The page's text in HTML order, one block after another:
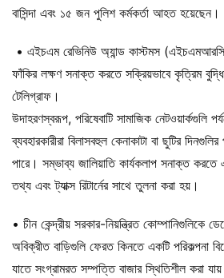
বাসিন্দা এবং ১৫ জন পুলিশ কর্মকর্তা আহত হয়েছেন।
• এইচএম রেভিনিউ অ্যান্ড কাস্টমস
ফাঁকির লক্ষণ সনাক্ত করতে সক্রিয়ভাবে কৃত্রিম
টেলিগ্রাফ।
উদাহরণস্বরূপ, পরিষেবাটি সামাজিক নেটওয়ার্কগুলি
ব্যবহারকারীরা বিলাসবহুল কেনাকাটা বা ছুটির
পারে। সম্ভাব্য জালিয়াতি কার্যকলাপ সনাক্ত
তথ্য এবং ট্যাক্স রিটার্নের সাথে তুলনা করা হয়।
• চীন কেন্দ্রীয় সরকার-নিয়ন্ত্রিত কোম্পানিগুলিকে
অবিক্রীত বাড়িগুলি ফেরত কিনতে একটি পরিকল্পনা
যাতে সংগ্রামরত সম্পত্তি বাজার স্থিতিশীল করা